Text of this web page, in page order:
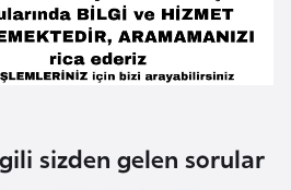
sizden gelen sorular